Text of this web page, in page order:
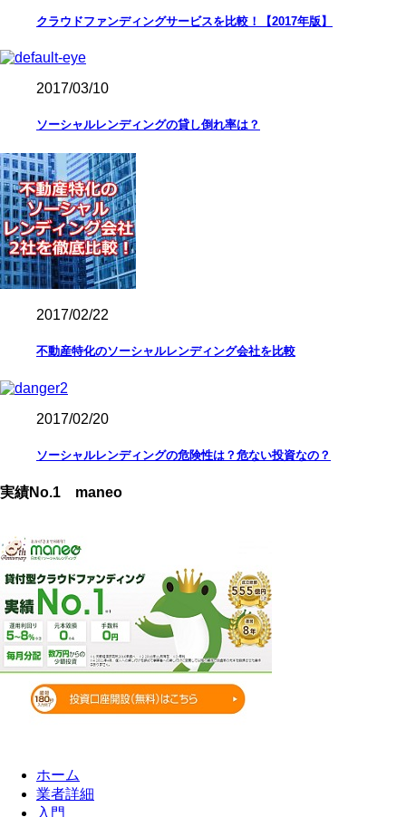
クラウドファンディングサービスを比較！【2017年版】
2017/03/10
ソーシャルレンディングの貸し倒れ率は？
2017/02/22
不動産特化のソーシャルレンディング会社を比較
2017/02/20
ソーシャルレンディングの危険性は？危ない投資なの？
実績No.1 maneo
ホーム
業者詳細
入門